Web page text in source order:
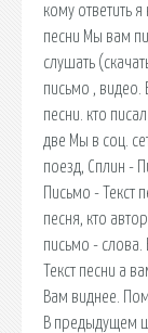
кому ответить
песни Мы вам
слушать
письмо , видео.
песни. кто
две Мы в соц.
поезд, Сплин -
Письмо - Текст
песня, кто
письмо - слова.
Текст песни а
Вам виднее.
В предыдущем